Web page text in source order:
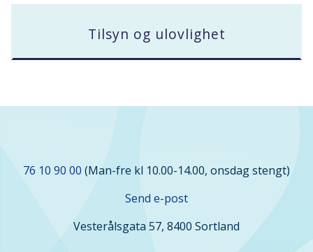
Tilsyn og ulovlighet
oss
76 10 90 00 (Man-fre kl 10.00-14.00, onsdag stengt)
Send e-post
Vesterålsgata 57, 8400 Sortland